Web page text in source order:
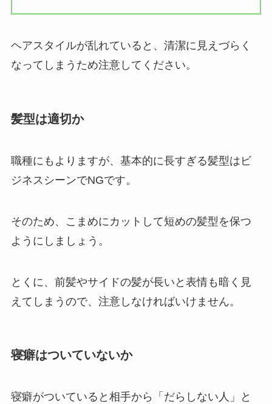
ヘアスタイルが乱れていると、清潔に見えづらく
なってしまうため注意してください。
髪型は適切か
職種にもよりますが、基本的に長すぎる髪型はビ
ジネスシーンでNGです。
そのため、こまめにカットして短めの髪型を保つ
ようにしましょう。
とくに、前髪やサイドの髪が長いと表情も暗く見
えてしまうので、注意しなければいけません。
寝癖はついていないか
寝癖がついていると相手から「だらしない人」と